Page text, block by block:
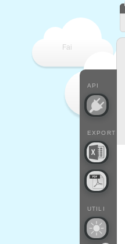
Fai
API
EXPORT
UTILI